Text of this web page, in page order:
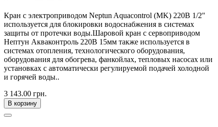
Кран с электроприводом Neptun Aquacontrol (MK) 220В 1/2"
используется для блокировки водоснабжения в системах
защиты от протечки воды.Шаровой кран с сервоприводом
Нептун Акваконтроль 220В 15мм также используется в
системах отопления, технологического оборудования,
оборудования для обогрева, фанкойлах, тепловых насосах или
установках с автоматически регулируемой подачей холодной
и горячей воды..
3 143.00 грн.
В корзину